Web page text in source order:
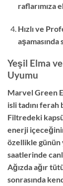
raflarımıza
Hızlı ve
Yeşil Elma
Uyumu
Marvel Green
isli tadını
Filtredeki
enerji
özellikle günün
saatlerinde
Ağızda ağır
sonrasında